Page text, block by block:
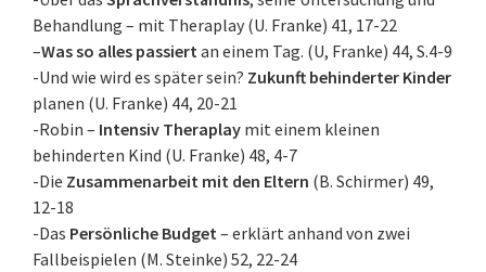
Behandlung – mit Theraplay (U. Franke) 41, 17-22
–Was so alles passiertan einem Tag. (U, Franke) 44, S.4-9
-Und wie wird es später sein? Zukunft behinderter Kinder
planen (U. Franke) 44, 20-21
-Robin – Intensiv Theraplay mit einem kleinen
behinderten Kind (U. Franke) 48, 4-7
-Die Zusammenarbeit mit den Eltern (B. Schirmer) 49,
12-18
-Das Persönliche Budget– erklärt anhand von zwei
Fallbeispielen (M. Steinke) 52, 22-24